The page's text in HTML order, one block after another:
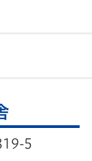
5